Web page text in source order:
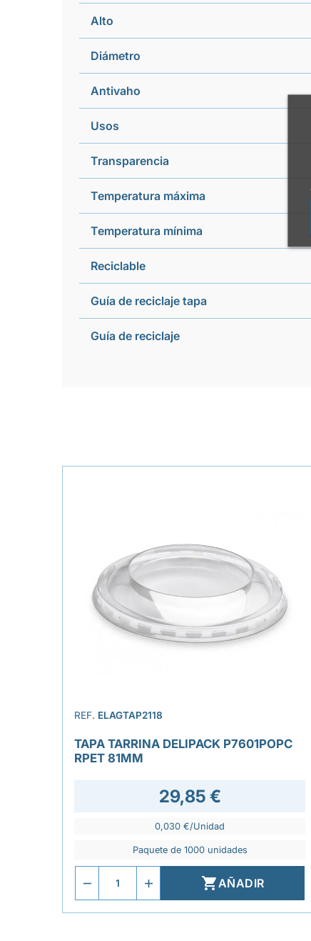
Alto
Diámetro
Antivaho
Usos
Transparencia
Temperatura máxima
Temperatura mínima
Reciclable
Guía de reciclaje tapa
Guía de reciclaje
REF. ELAGTAP2118
TAPA TARRINA DELIPACK P7601POPC
RPET 81MM
29,85 €
0,030 €/Unidad
Paquete de 1000 unidades
AÑADIR